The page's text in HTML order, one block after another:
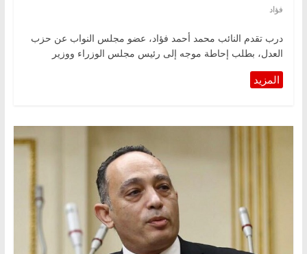
فؤاد
درب تقدم النائب محمد أحمد فؤاد، عضو مجلس النواب عن حزب
العدل، بطلب إحاطة موجه إلى رئيس مجلس الوزراء ووزير